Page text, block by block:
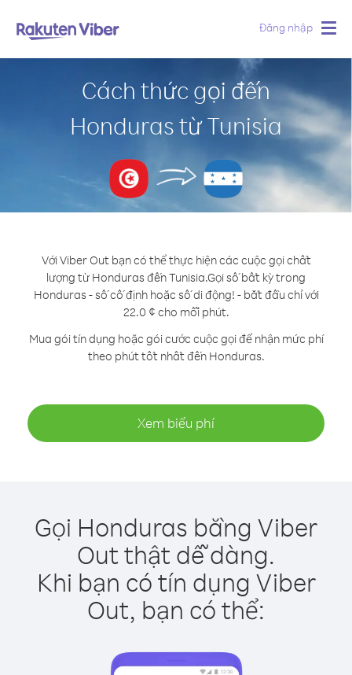
Đăng nhập
Cách thức gọi đến
Honduras từ Tunisia
Với Viber Out bạn có thể thực hiện các cuộc gọi chất
lượng từ Honduras đến Tunisia.Gọi số bất kỳ trong
Honduras - số cố định hoặc số di động! - bắt đầu chỉ với
22.0 ¢ cho mỗi phút.
Mua gói tín dụng hoặc gói cước cuộc gọi để nhận mức phí
theo phút tốt nhất đến Honduras.
Xem biểu phí
Gọi Honduras bằng Viber
Out thật dễ dàng.
Khi bạn có tín dụng Viber
Out, bạn có thể: